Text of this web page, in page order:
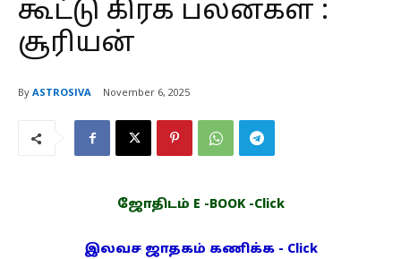
கூட்டு கிரக பலன்கள் :
சூரியன்
By ASTROSIVA November 6, 2025
ஜோதிடம் E -BOOK -Click
இலவச ஜாதகம் கணிக்க - Click